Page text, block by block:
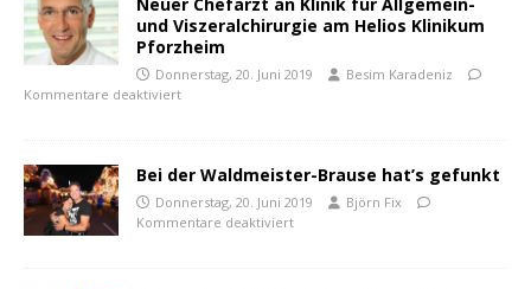
und Viszeralchirurgie am Helios Klinikum
Pforzheim
Donnerstag, 20. Juni 2019
Besim Karadeniz
Kommentare deaktiviert
Bei der Waldmeister-Brause hat’s gefunkt
Donnerstag, 20. Juni 2019
Björn Fix
Kommentare deaktiviert